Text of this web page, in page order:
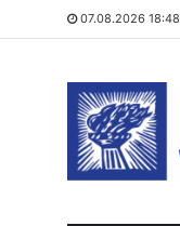
07.08.2026 18:48